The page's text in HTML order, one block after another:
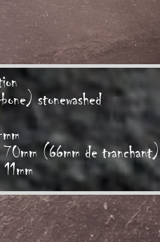
stonewashed
(66mm de tranchant)